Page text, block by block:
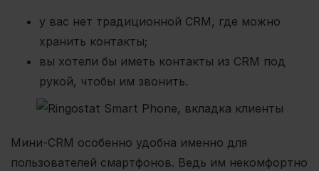
у вас нет традиционной CRM, где можно
хранить контакты;
вы хотели бы иметь контакты из CRM под
рукой, чтобы им звонить.
Мини-CRM особенно удобна именно для
пользователей смартфонов. Ведь им некомфортно